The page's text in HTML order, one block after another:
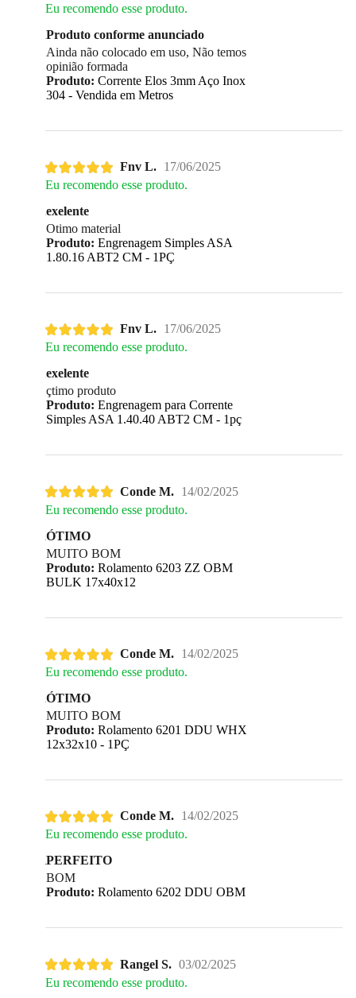
Eu recomendo esse produto.
Produto conforme anunciado
Ainda não colocado em uso, Não temos
opinião formada
Produto: Corrente Elos 3mm Aço Inox
304 - Vendida em Metros
Fnv L.
17/06/2025
Eu recomendo esse produto.
exelente
Otimo material
Produto: Engrenagem Simples ASA
1.80.16 ABT2 CM - 1PÇ
Fnv L.
17/06/2025
Eu recomendo esse produto.
exelente
çtimo produto
Produto: Engrenagem para Corrente
Simples ASA 1.40.40 ABT2 CM - 1pç
Conde M.
14/02/2025
Eu recomendo esse produto.
ÓTIMO
MUITO BOM
Produto: Rolamento 6203 ZZ OBM
BULK 17x40x12
Conde M.
14/02/2025
Eu recomendo esse produto.
ÓTIMO
MUITO BOM
Produto: Rolamento 6201 DDU WHX
12x32x10 - 1PÇ
Conde M.
14/02/2025
Eu recomendo esse produto.
PERFEITO
BOM
Produto: Rolamento 6202 DDU OBM
Rangel S. 03/02/2025
Eu recomendo esse produto.